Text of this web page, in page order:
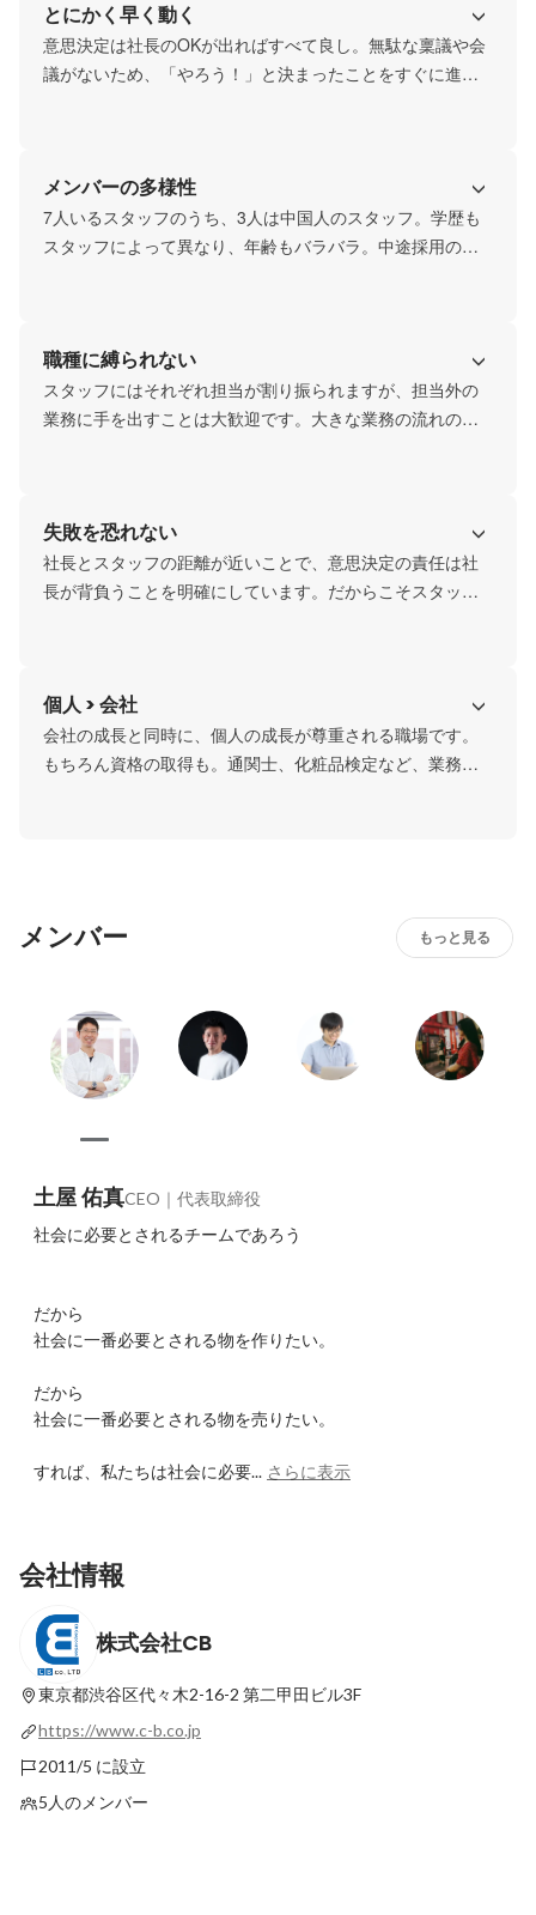
とにかく早く動く
意思決定は社長のOKが出ればすべて良し。無駄な稟議や会
議がないため、「やろう！」と決まったことをすぐに進め
メンバーの多様性
7人いるスタッフのうち、3人は中国人のスタッフ。学歴も
スタッフによって異なり、年齢もバラバラ。中途採用の社
職種に縛られない
スタッフにはそれぞれ担当が割り振られますが、担当外の
業務に手を出すことは大歓迎です。大きな業務の流れの一
失敗を恐れない
社長とスタッフの距離が近いことで、意思決定の責任は社
長が背負うことを明確にしています。だからこそスタッフ
個人 > 会社
会社の成長と同時に、個人の成長が尊重される職場です。
もちろん資格の取得も。通関士、化粧品検定など、業務に
メンバー もっと見る
土屋 佑真CEO｜代表取締役
社会に必要とされるチームであろう
だから
社会に一番必要とされる物を作りたい。
だから
社会に一番必要とされる物を売りたい。
すれば、私たちは社会に必要... さらに表示
会社情報
株式会社CB
東京都渋谷区代々木2-16-2 第二甲田ビル3F
https://www.c-b.co.jp
2011/5 に設立
5人のメンバー